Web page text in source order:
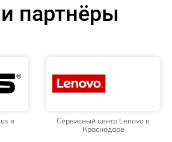
партнёры
в
Сервисный центр Lenovo в
Краснодаре